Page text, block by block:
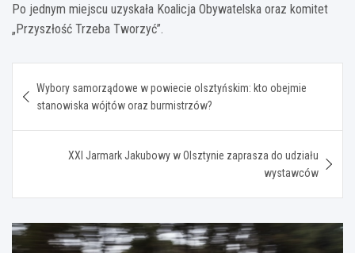
Po jednym miejscu uzyskała Koalicja Obywatelska oraz komitet
„Przyszłość Trzeba Tworzyć”.
wpisu
Wybory samorządowe w powiecie olsztyńskim: kto obejmie
stanowiska wójtów oraz burmistrzów?
XXI Jarmark Jakubowy w Olsztynie zaprasza do udziału
wystawców